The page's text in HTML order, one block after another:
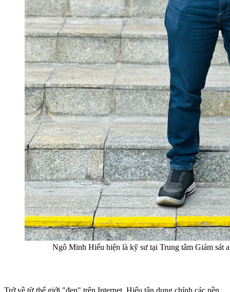
Ngô Minh Hiếu hiện là kỹ sư tại Trung tâm Giám sát
Trở về từ thế giới "đen" trên Internet, Hiếu tận dụng chính các nền